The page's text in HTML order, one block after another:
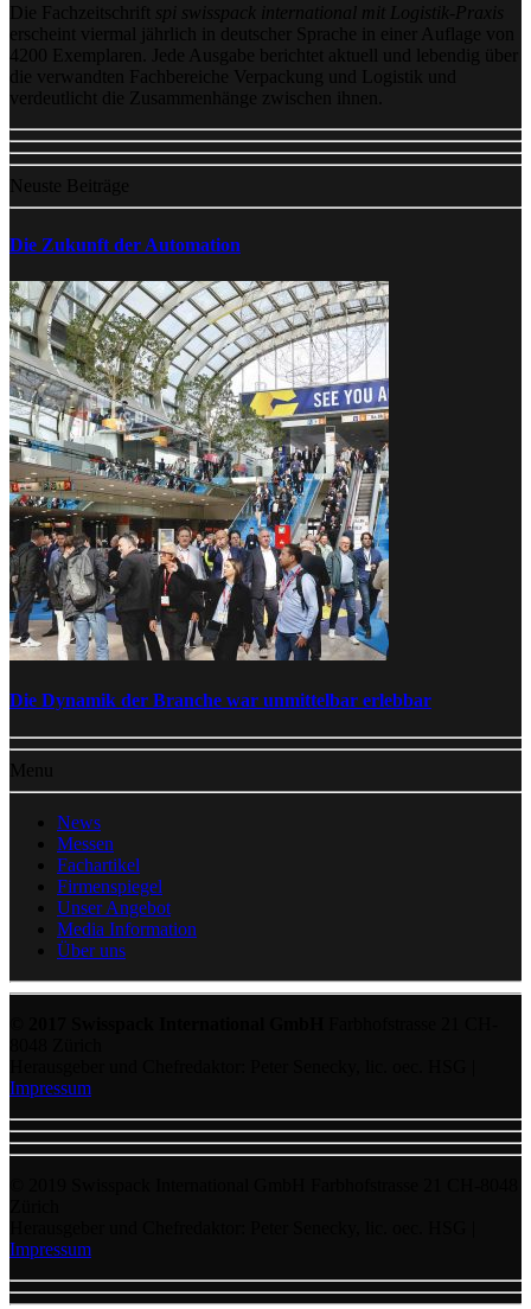
Die Fachzeitschrift
spi swisspack international mit Logistik-Praxis
erscheint viermal jährlich in deutscher Sprache in einer Auflage von
4200 Exemplaren. Jede Ausgabe berichtet aktuell und lebendig über
die verwandten Fachbereiche Verpackung und Logistik und
verdeutlicht die Zusammenhänge zwischen ihnen.
Neuste Beiträge
Die Zukunft der Automation
Die Dynamik der Branche war unmittelbar erlebbar
Menu
News
Messen
Fachartikel
Firmenspiegel
Unser Angebot
Media Information
Über uns
Impressum
Impressum